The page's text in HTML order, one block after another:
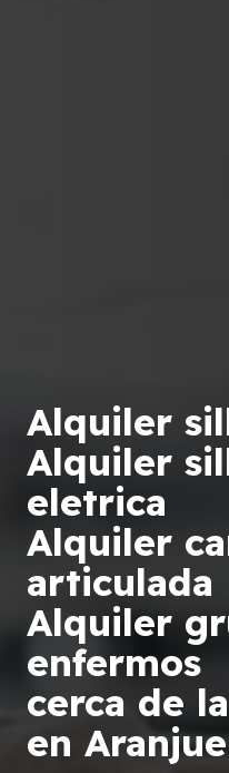
Alquiler
Alquiler
eletrica
Alquiler
articulada
Alquiler
enfermos
cerca de la Calle Luohe
en